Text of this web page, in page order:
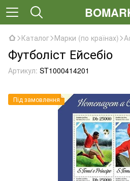
Каталог Марки (по країнах)
Футболіст Ейсебіо
Артикул: ST1000414201
Під замовлення